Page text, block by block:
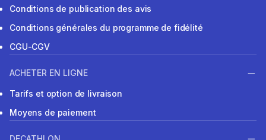
Conditions de publication des avis
Conditions générales du programme de fidélité
CGU-CGV
ACHETER EN LIGNE
Tarifs et option de livraison
Moyens de paiement